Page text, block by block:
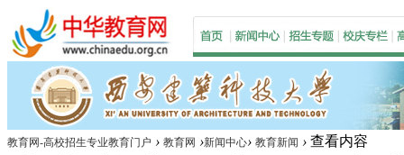
教育网-高校招生专业教育门户 › 教育网 ›新闻中心› 教育新闻 › 查看内容